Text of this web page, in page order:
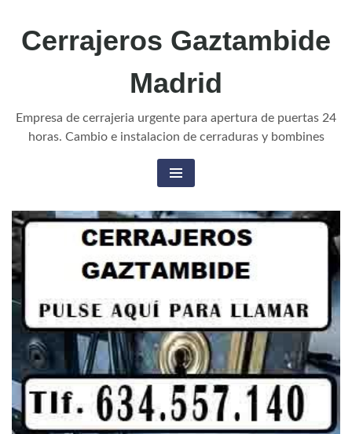
Cerrajeros Gaztambide
Madrid
Empresa de cerrajeria urgente para apertura de puertas 24
horas. Cambio e instalacion de cerraduras y bombines